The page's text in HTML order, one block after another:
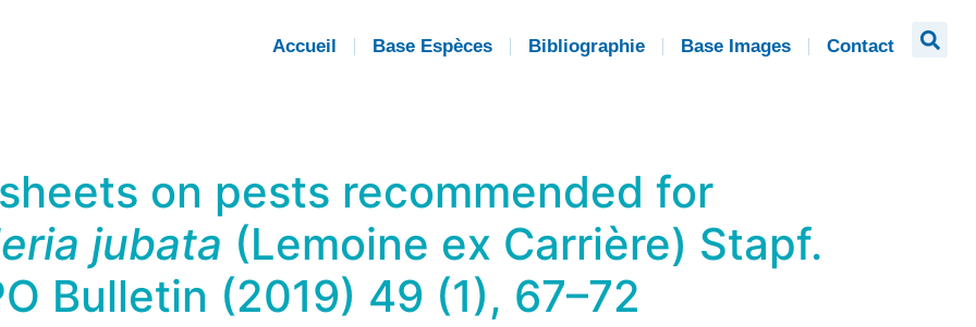
Accueil Base Espèces Bibliographie Base Images Contact
on pests recommended for
jubata (Lemoine ex Carrière) Stapf.
Bulletin (2019) 49 (1), 67–72